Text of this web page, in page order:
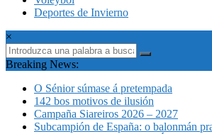
Deportes de Invierno
×
Breaking News:
O Sénior súmase á pretempada
142 bos motivos de ilusión
Campaña Siareiros 2026 – 2027
Subcampión de España: o balonmán